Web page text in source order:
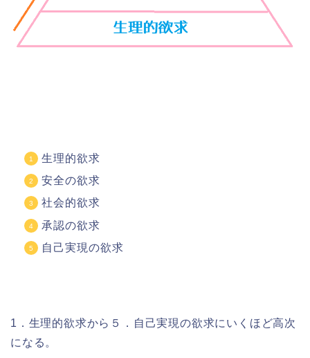
生理的欲求
安全の欲求
社会的欲求
承認の欲求
自己実現の欲求
1．生理的欲求から５．自己実現の欲求にいくほど高次
になる。